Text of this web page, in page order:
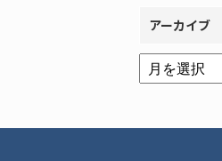
アーカイブ